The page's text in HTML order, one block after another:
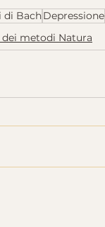
di BachDepressione
metodi Natura